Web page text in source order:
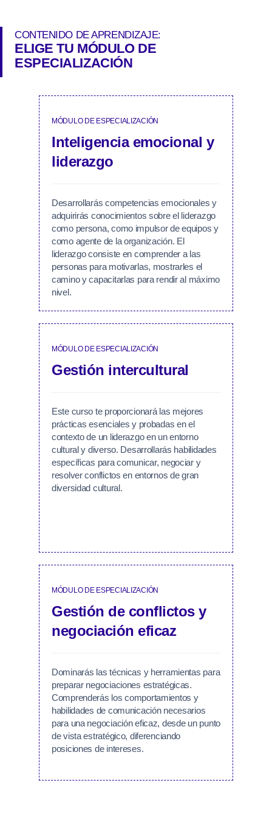
CONTENIDO DE APRENDIZAJE:
ELIGE TU MÓDULO DE
ESPECIALIZACIÓN
MÓDULO DE ESPECIALIZACIÓN
Inteligencia emocional y
liderazgo
Desarrollarás competencias emocionales y
adquirirás conocimientos sobre el liderazgo
como persona, como impulsor de equipos y
como agente de la organización. El
liderazgo consiste en comprender a las
personas para motivarlas, mostrarles el
camino y capacitarlas para rendir al máximo
nivel.
MÓDULO DE ESPECIALIZACIÓN
Gestión intercultural
Este curso te proporcionará las mejores
prácticas esenciales y probadas en el
contexto de un liderazgo en un entorno
cultural y diverso. Desarrollarás habilidades
específicas para comunicar, negociar y
resolver conflictos en entornos de gran
diversidad cultural.
MÓDULO DE ESPECIALIZACIÓN
Gestión de conflictos y
negociación eficaz
Dominarás las técnicas y herramientas para
preparar negociaciones estratégicas.
Comprenderás los comportamientos y
habilidades de comunicación necesarios
para una negociación eficaz, desde un punto
de vista estratégico, diferenciando
posiciones de intereses.